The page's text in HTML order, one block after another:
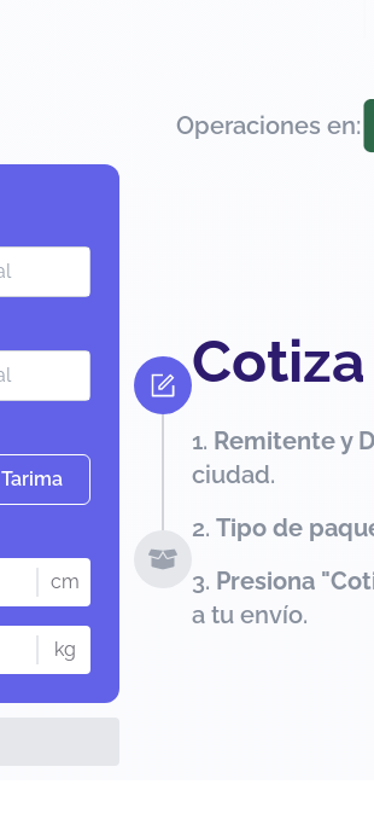
Operaciones en:
Tarima
cm
kg
Remitente y
ciudad.
Tipo de
Presiona
a tu envío.